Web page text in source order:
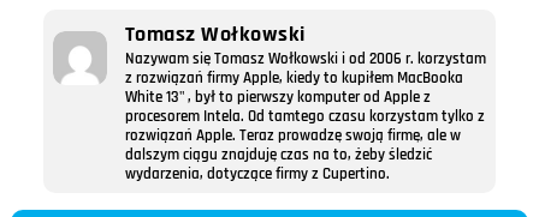
Tomasz Wołkowski
Nazywam się Tomasz Wołkowski i od 2006 r. korzystam
z rozwiązań firmy Apple, kiedy to kupiłem MacBooka
White 13" , był to pierwszy komputer od Apple z
procesorem Intela. Od tamtego czasu korzystam tylko z
rozwiązań Apple. Teraz prowadzę swoją firmę, ale w
dalszym ciągu znajduję czas na to, żeby śledzić
wydarzenia, dotyczące firmy z Cupertino.